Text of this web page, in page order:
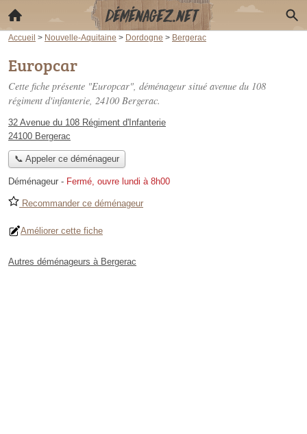
Accueil > Nouvelle-Aquitaine > Dordogne > Bergerac
Europcar
Cette fiche présente "Europcar", déménageur situé avenue du 108
régiment d'infanterie, 24100 Bergerac.
32 Avenue du 108 Régiment d'Infanterie
24100 Bergerac
📞 Appeler ce déménageur
Déménageur - Fermé, ouvre lundi à 8h00
Recommander ce déménageur
Améliorer cette fiche
Autres déménageurs à Bergerac